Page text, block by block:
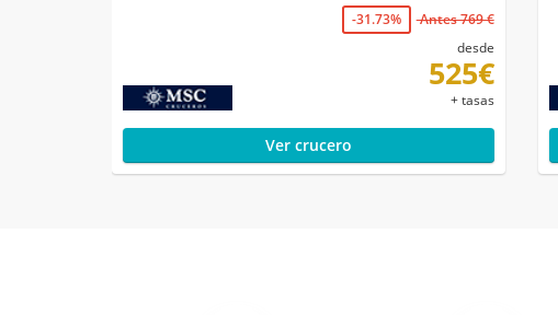
-31.73%
Antes 769 €
desde
525€
+ tasas
Ver crucero